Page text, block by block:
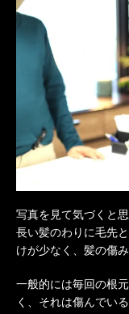
写真を見て気づくと思
長い髪のわりに毛先
けが少なく、髪の傷
一般的には毎回の根
く、それは傷んでい